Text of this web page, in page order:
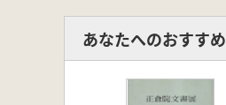
あなたへのおすすめ